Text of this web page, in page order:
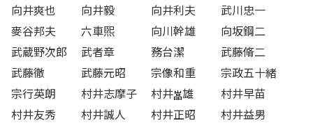
向井爽也
向井毅 向井利夫
武川忠一
麥谷邦夫
六車煕 向川幹雄
向坂鋼二
武蔵野次郎
武者章 務台潔
武藤脩二
武藤徹
武藤元昭 宗像和重
宗政五十緒
宗行英朗
村井志摩子 村井 雄
村井早苗
村井友秀
村井誠人 村井正昭
村井益男